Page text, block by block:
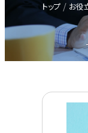
トップ お役